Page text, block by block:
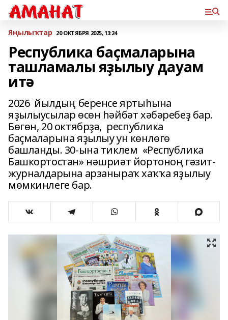
Яңылыҡтар 20 ОКТЯБРЯ 2025, 13:24
Республика баҫмаларына
ташламалы яҙылыу дауам
итә
2026 йылдың беренсе яртыһына
яҙылыусылар өсөн һәйбәт хәбәребеҙ бар.
Бөгөн, 20 октябрҙә, республика
баҫмаларына яҙылыу ун көнлөгө
башланды. 30-ына тиклем «Республика
Башкортостан» нәшриәт йортоноң гәзит-
журналдарына арзаныраҡ хаҡҡа яҙылыу
мөмкинлеге бар.